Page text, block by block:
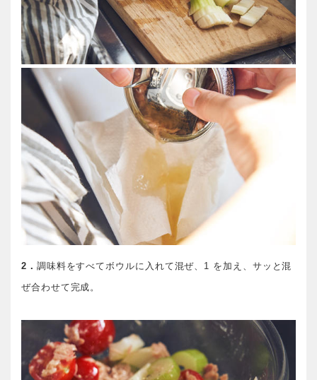
2． 調味料をすべてボウルに入れて混ぜ、1 を加え、サッと混
ぜ合わせて完成。